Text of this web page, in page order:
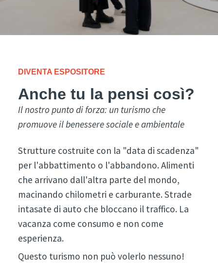
DIVENTA ESPOSITORE
Anche tu la pensi così?
Il nostro punto di forza: un turismo che
promuove il benessere sociale e ambientale
Strutture costruite con la "data di scadenza"
per l'abbattimento o l'abbandono. Alimenti
che arrivano dall'altra parte del mondo,
macinando chilometri e carburante. Strade
intasate di auto che bloccano il traffico. La
vacanza come consumo e non come
esperienza.
Questo turismo non può volerlo nessuno!